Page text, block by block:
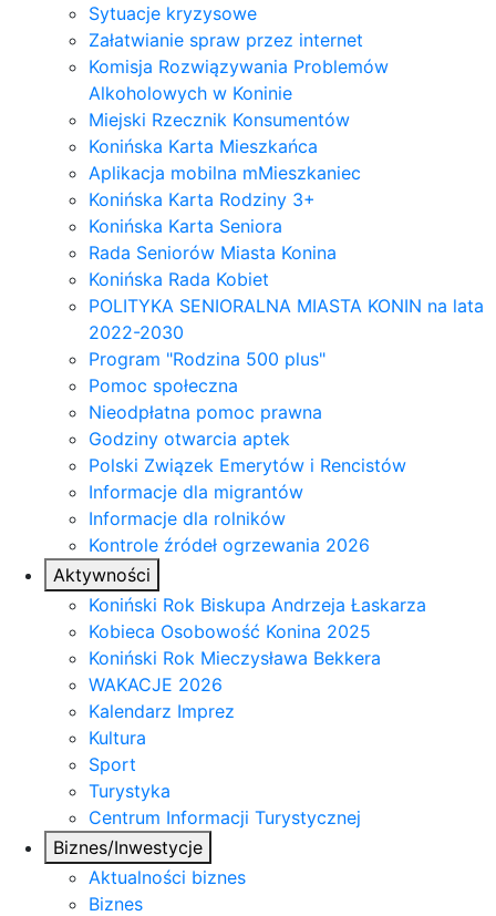
Sytuacje kryzysowe
Załatwianie spraw przez internet
Komisja Rozwiązywania Problemów
Alkoholowych w Koninie
Miejski Rzecznik Konsumentów
Konińska Karta Mieszkańca
Aplikacja mobilna mMieszkaniec
Konińska Karta Rodziny 3+
Konińska Karta Seniora
Rada Seniorów Miasta Konina
Konińska Rada Kobiet
POLITYKA SENIORALNA MIASTA KONIN na lata
2022-2030
Program "Rodzina 500 plus"
Pomoc społeczna
Nieodpłatna pomoc prawna
Godziny otwarcia aptek
Polski Związek Emerytów i Rencistów
Informacje dla migrantów
Informacje dla rolników
Kontrole źródeł ogrzewania 2026
Aktywności
Koniński Rok Biskupa Andrzeja Łaskarza
Kobieca Osobowość Konina 2025
Koniński Rok Mieczysława Bekkera
WAKACJE 2026
Kalendarz Imprez
Kultura
Sport
Turystyka
Centrum Informacji Turystycznej
Biznes/Inwestycje
Aktualności biznes
Biznes